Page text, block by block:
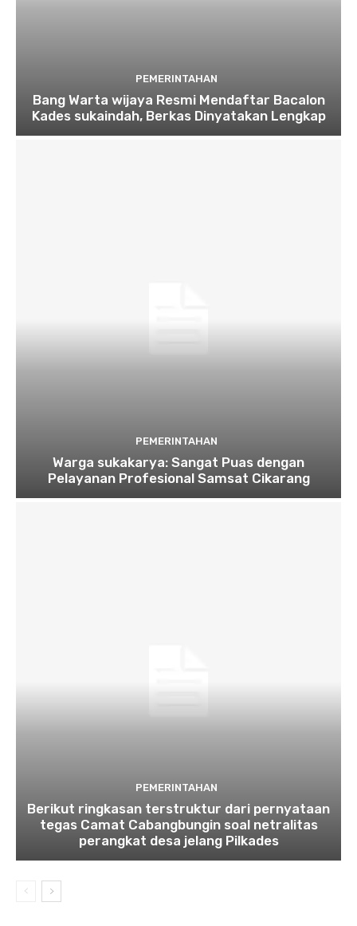
PEMERINTAHAN
Bang Warta wijaya Resmi Mendaftar Bacalon
Kades sukaindah, Berkas Dinyatakan Lengkap
PEMERINTAHAN
Warga sukakarya: Sangat Puas dengan
Pelayanan Profesional Samsat Cikarang
PEMERINTAHAN
Berikut ringkasan terstruktur dari pernyataan
tegas Camat Cabangbungin soal netralitas
perangkat desa jelang Pilkades